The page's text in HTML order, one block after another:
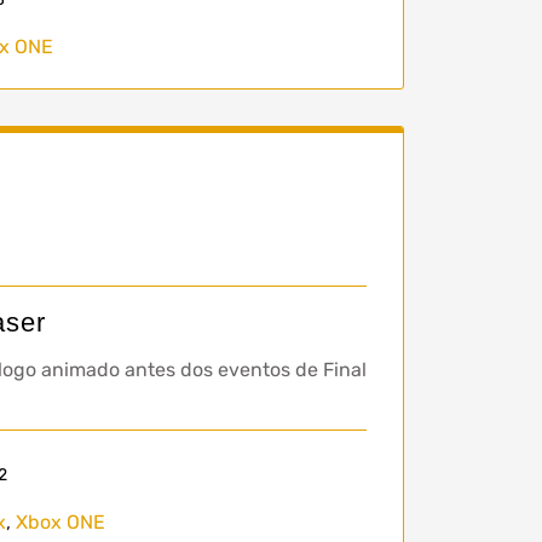
ONE
animado antes dos eventos de Final
, Xbox ONE